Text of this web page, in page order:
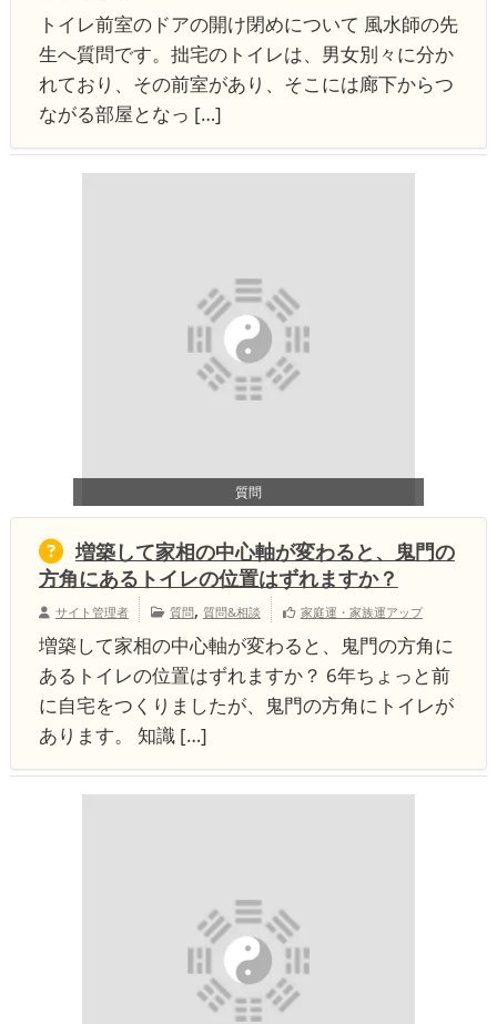
トイレ前室のドアの開け閉めについて 風水師の先
生へ質問です。拙宅のトイレは、男女別々に分か
れており、その前室があり、そこには廊下からつ
ながる部屋となっ […]
質問
増築して家相の中心軸が変わると、鬼門の
方角にあるトイレの位置はずれますか？
サイト管理者 質問, 質問&相談 家庭運・家族運アップ
増築して家相の中心軸が変わると、鬼門の方角に
あるトイレの位置はずれますか？ 6年ちょっと前
に自宅をつくりましたが、鬼門の方角にトイレが
あります。 知識 […]